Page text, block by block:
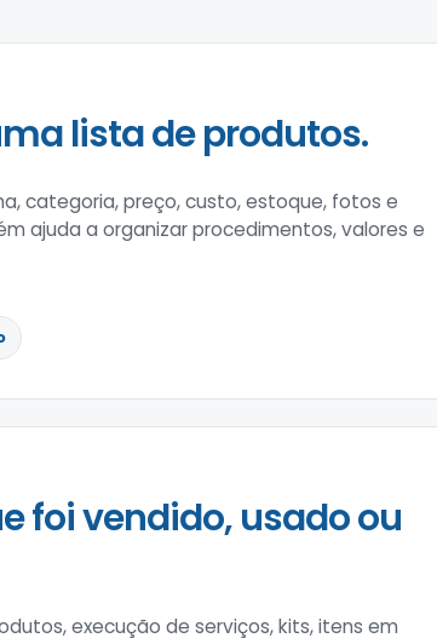
lista de produtos.
categoria, preço, custo, estoque, fotos e
ajuda a organizar procedimentos, valores e
foi vendido, usado ou
execução de serviços, kits, itens em